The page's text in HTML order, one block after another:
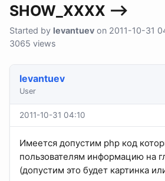
SHOW_ХХХХ -->
Started by levantuev on 2011-10-31
3065 views
levantuev
User
2011-10-31 04:10
Имеется допустим php код
пользователям информацию на
(допустим это будет картинка